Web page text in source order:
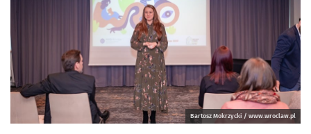
Bartosz Mokrzycki / www.wroclaw.pl